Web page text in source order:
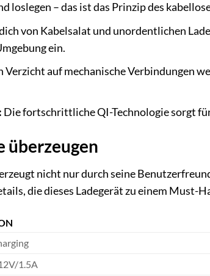
loslegen – das ist das Prinzip des
von Kabelsalat und unordentlichen
ein.
Verzicht auf mechanische Verbindungen
Die fortschrittliche QI-Technologie sorgt
überzeugen
nicht nur durch seine
die dieses Ladegerät zu einem Must-
1.5A